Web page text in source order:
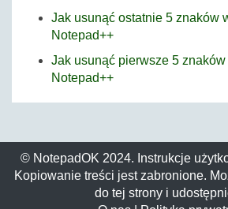
Jak usunąć ostatnie 5 znaków
Notepad++
Jak usunąć pierwsze 5
Notepad++
© NotepadOK 2024. Instrukcje
Kopiowanie treści jest zabronione.
do tej strony i